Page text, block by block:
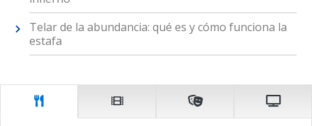
Telar de la abundancia: qué es y cómo funciona la
estafa